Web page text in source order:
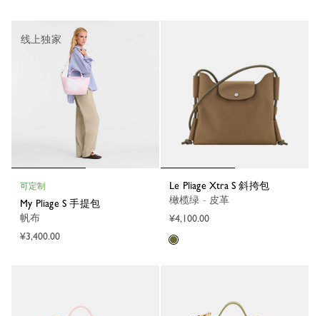
可定制
My Pliage S 手提包
帆布
¥3,400.00
线上独家
Le Pliage Xtra S 斜挎包
橄榄绿 - 皮革
¥4,100.00